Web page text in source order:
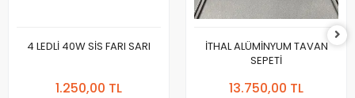
4 LEDLİ 40W SİS FARI SARI
1.250,00 TL
İTHAL ALÜMİNYUM TAVAN
SEPETİ
13.750,00 TL